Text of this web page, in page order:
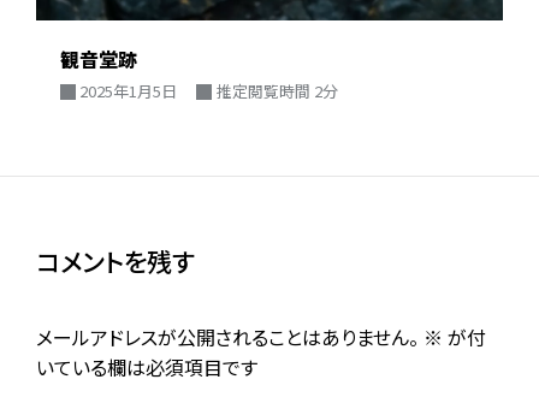
観音堂跡
2025年1月5日 推定閲覧時間 2分
コメントを残す
メールアドレスが公開されることはありません。 ※ が付
いている欄は必須項目です